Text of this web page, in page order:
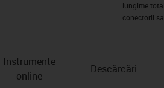
lungime
conectorii
Instrumente
online
Descărcări